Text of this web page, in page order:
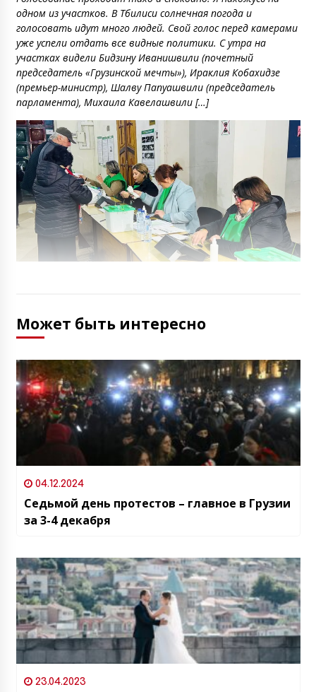
одном из участков. В Тбилиси солнечная погода и
голосовать идут много людей. Свой голос перед камерами
уже успели отдать все видные политики. С утра на
участках видели Бидзину Иванишвили (почетный
председатель «Грузинской мечты»), Ираклия Кобахидзе
(премьер-министр), Шалву Папуашвили (председатель
парламента), Михаила Кавелашвили […]
Может быть интересно
04.12.2024
Седьмой день протестов – главное в Грузии
за 3-4 декабря
23.04.2023